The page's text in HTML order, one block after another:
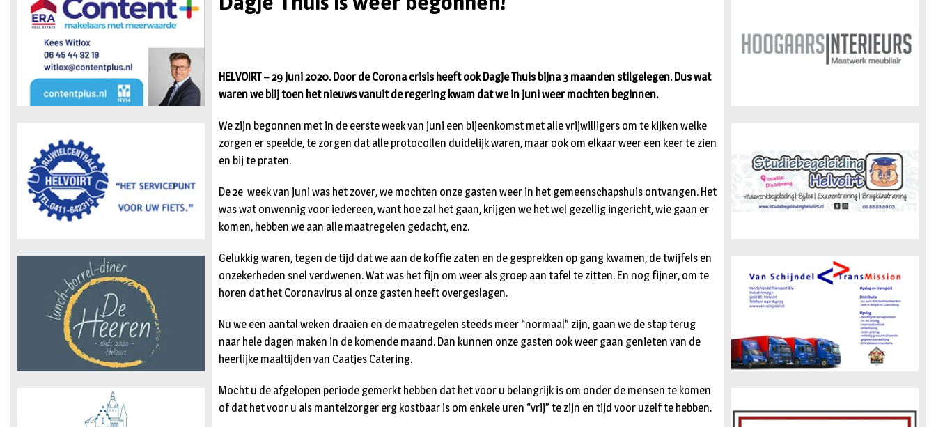
HELVOIRT – 29 juni 2020. Door de Corona crisis heeft ook Dagje Thuis bijna 3 maanden stilgelegen. Dus wat
waren we blij toen het nieuws vanuit de regering kwam dat we in juni weer mochten beginnen.
We zijn begonnen met in de eerste week van juni een bijeenkomst met alle vrijwilligers om te kijken welke
zorgen er speelde, te zorgen dat alle protocollen duidelijk waren, maar ook om elkaar weer een keer te zien
en bij te praten.
De 2e week van juni was het zover, we mochten onze gasten weer in het gemeenschapshuis ontvangen. Het
was wat onwennig voor iedereen, want hoe zal het gaan, krijgen we het wel gezellig ingericht, wie gaan er
komen, hebben we aan alle maatregelen gedacht, enz.
Gelukkig waren, tegen de tijd dat we aan de koffie zaten en de gesprekken op gang kwamen, de twijfels en
onzekerheden snel verdwenen. Wat was het fijn om weer als groep aan tafel te zitten. En nog fijner, om te
horen dat het Coronavirus al onze gasten heeft overgeslagen.
Nu we een aantal weken draaien en de maatregelen steeds meer “normaal” zijn, gaan we de stap terug
naar hele dagen maken in de komende maand. Dan kunnen onze gasten ook weer gaan genieten van de
heerlijke maaltijden van Caatjes Catering.
Mocht u de afgelopen periode gemerkt hebben dat het voor u belangrijk is om onder de mensen te komen
of dat het voor u als mantelzorger erg kostbaar is om enkele uren “vrij” te zijn en tijd voor uzelf te hebben.